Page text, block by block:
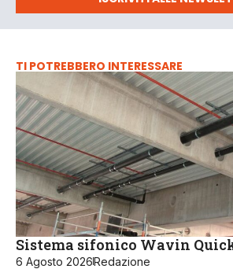
TI POTREBBERO INTERESSARE
Sistema sifonico Wavin
6 Agosto 2026Redazione